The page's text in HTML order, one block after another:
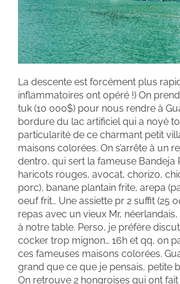
La descente est forcément plus
inflammatoires ont opéré !) On
tuk (10 000$) pour nous rendre à
bordure du lac artificiel qui a noyé
particularité de ce charmant petit
maisons colorées. On s’arrête à un
dentro, qui sert la fameuse Bandeja
haricots rouges, avocat, chorizo,
porc), banane plantain frite, arepa
oeuf frit… Une assiette pr 2 suffit (25
repas avec un vieux Mr,
à notre table. Perso, je préfère
cocker trop mignon… 16h et qq, on
ces fameuses maisons colorées.
grand que ce que je pensais, petite
On retrouve 2 hongroises qui ont